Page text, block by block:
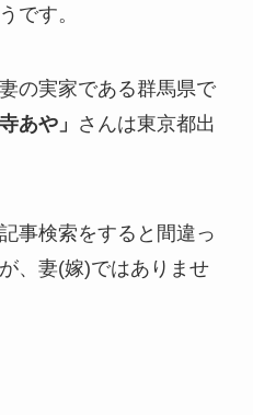
です。
の実家である群馬県で
あや」 さんは東京都出
事検索をすると間違っ
、妻(嫁)ではありませ